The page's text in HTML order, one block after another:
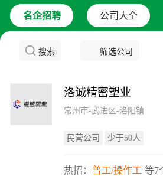
名企招聘 公司大全
搜索 筛选公司
洛诚精密塑业
常州市-武进区-洛阳镇
民营公司 少于50人
热招： 普工/操作工 等7